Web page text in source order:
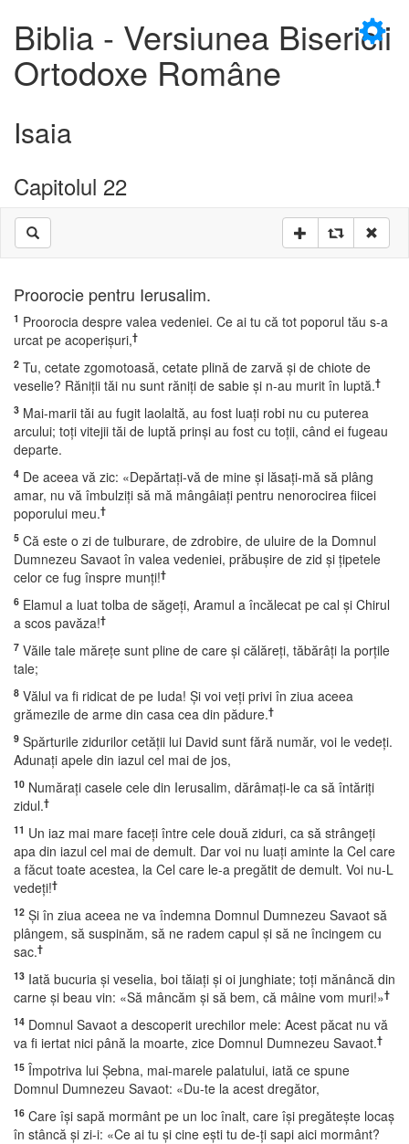
×
Biblia - Versiunea Bisericii
Ortodoxe Române
Isaia
Capitolul 22
Proorocie pentru Ierusalim.
1 Proorocia despre valea vedeniei. Ce ai tu că tot poporul tău s-a
urcat pe acoperişuri,†
2 Tu, cetate zgomotoasă, cetate plină de zarvă şi de chiote de
veselie? Răniţii tăi nu sunt răniţi de sabie şi n-au murit în luptă.†
3 Mai-marii tăi au fugit laolaltă, au fost luaţi robi nu cu puterea
arcului; toţi vitejii tăi de luptă prinşi au fost cu toţii, când ei fugeau
departe.
4 De aceea vă zic: «Depărtaţi-vă de mine şi lăsaţi-mă să plâng
amar, nu vă îmbulziţi să mă mângâiaţi pentru nenorocirea fiicei
poporului meu.†
5 Că este o zi de tulburare, de zdrobire, de uluire de la Domnul
Dumnezeu Savaot în valea vedeniei, prăbuşire de zid şi ţipetele
celor ce fug înspre munţi!†
6 Elamul a luat tolba de săgeţi, Aramul a încălecat pe cal şi Chirul
a scos pavăza!†
7 Văile tale măreţe sunt pline de care şi călăreţi, tăbărâţi la porţile
tale;
8 Vălul va fi ridicat de pe Iuda! Şi voi veţi privi în ziua aceea
grămezile de arme din casa cea din pădure.†
9 Spărturile zidurilor cetăţii lui David sunt fără număr, voi le vedeţi.
Adunaţi apele din iazul cel mai de jos,
10 Număraţi casele cele din Ierusalim, dărâmaţi-le ca să întăriţi
zidul.†
11 Un iaz mai mare faceţi între cele două ziduri, ca să strângeţi
apa din iazul cel mai de demult. Dar voi nu luaţi aminte la Cel care
a făcut toate acestea, la Cel care le-a pregătit de demult. Voi nu-L
vedeţi!†
12 Şi în ziua aceea ne va îndemna Domnul Dumnezeu Savaot să
plângem, să suspinăm, să ne radem capul şi să ne încingem cu
sac.†
13 Iată bucuria şi veselia, boi tăiaţi şi oi junghiate; toţi mănâncă din
carne şi beau vin: «Să mâncăm şi să bem, că mâine vom muri!»†
14 Domnul Savaot a descoperit urechilor mele: Acest păcat nu vă
va fi iertat nici până la moarte, zice Domnul Dumnezeu Savaot.†
15 Împotriva lui Şebna, mai-marele palatului, iată ce spune
Domnul Dumnezeu Savaot: «Du-te la acest dregător,
16 Care îşi sapă mormânt pe un loc înalt, care îşi pregăteşte locaş
în stâncă şi zi-i: «Ce ai tu şi cine eşti tu de-ţi sapi aici mormânt?